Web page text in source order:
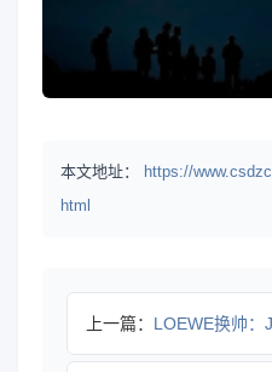
本文地址：
https://
html
上一篇： LOEWE换帅：